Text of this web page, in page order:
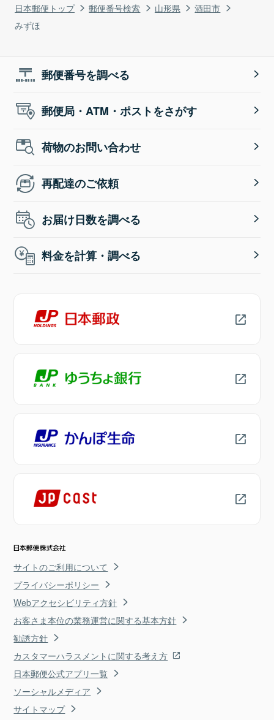
日本郵便トップ 郵便番号検索 山形県
酒田市
みずほ
郵便番号を調べる
郵便局・ATM・ポストをさがす
荷物のお問い合わせ
再配達のご依頼
お届け日数を調べる
料金を計算・調べる
サイトのご利用について
プライバシーポリシー
Webアクセシビリティ方針
お客さま本位の業務運営に関する基本方針
勧誘方針
カスタマーハラスメントに関する考え方
日本郵便公式アプリ一覧
ソーシャルメディア
サイトマップ